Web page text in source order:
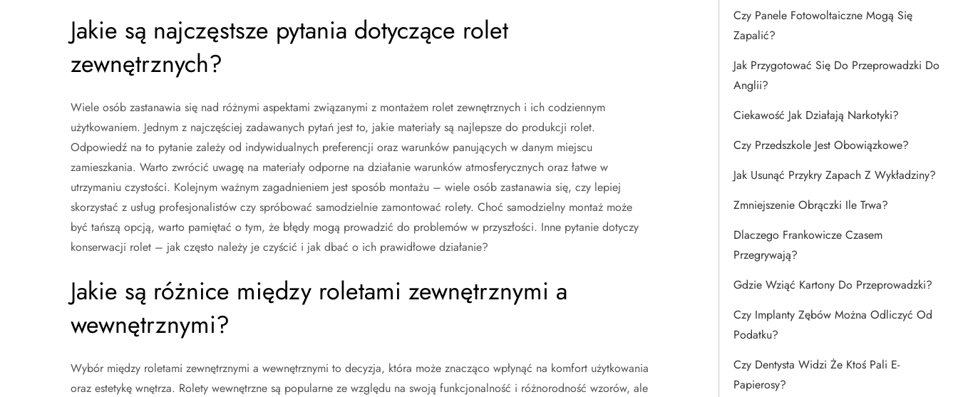
Jakie są najczęstsze pytania dotyczące rolet
zewnętrznych?
Wiele osób zastanawia się nad różnymi aspektami związanymi z montażem rolet zewnętrznych i ich codziennym
użytkowaniem. Jednym z najczęściej zadawanych pytań jest to, jakie materiały są najlepsze do produkcji rolet.
Odpowiedź na to pytanie zależy od indywidualnych preferencji oraz warunków panujących w danym miejscu
zamieszkania. Warto zwrócić uwagę na materiały odporne na działanie warunków atmosferycznych oraz łatwe w
utrzymaniu czystości. Kolejnym ważnym zagadnieniem jest sposób montażu – wiele osób zastanawia się, czy lepiej
skorzystać z usług profesjonalistów czy spróbować samodzielnie zamontować rolety. Choć samodzielny montaż może
być tańszą opcją, warto pamiętać o tym, że błędy mogą prowadzić do problemów w przyszłości. Inne pytanie dotyczy
konserwacji rolet – jak często należy je czyścić i jak dbać o ich prawidłowe działanie?
Jakie są różnice między roletami zewnętrznymi a
wewnętrznymi?
Wybór między roletami zewnętrznymi a wewnętrznymi to decyzja, która może znacząco wpłynąć na komfort użytkowania
oraz estetykę wnętrza. Rolety wewnętrzne są popularne ze względu na swoją funkcjonalność i różnorodność wzorów, ale
Czy Panele Fotowoltaiczne Mogą Się
Zapalić?
Jak Przygotować Się Do Przeprowadzki Do
Anglii?
Ciekawość Jak Działają Narkotyki?
Czy Przedszkole Jest Obowiązkowe?
Jak Usunąć Przykry Zapach Z Wykładziny?
Zmniejszenie Obrączki Ile Trwa?
Dlaczego Frankowicze Czasem
Przegrywają?
Gdzie Wziąć Kartony Do Przeprowadzki?
Czy Implanty Zębów Można Odliczyć Od
Podatku?
Czy Dentysta Widzi Że Ktoś Pali E-
Papierosy?